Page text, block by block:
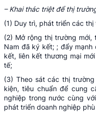
– Khai thác triệt để thị
(1) Duy trì, phát triển các
(2) Mở rộng thị trường mới,
Nam đã ký kết; ; đẩy mạnh
kết, liên kết thương mại
tế;
(3) Theo sát các thị
kiện, tiêu chuẩn để cung
nghiệp trong nước cùng
phát triển doanh nghiệp